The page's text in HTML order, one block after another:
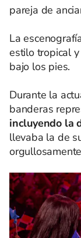
pareja de
La
estilo tropical
bajo los pies.
Durante la
banderas
incluyendo la
llevaba la de